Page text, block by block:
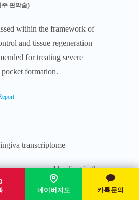
주 판막술)
within the framework of
and tissue regeneration
for treating severe
formation.
transcriptome
on wound healing in the
in maintaining oral health or
네이버지도 카톡문의